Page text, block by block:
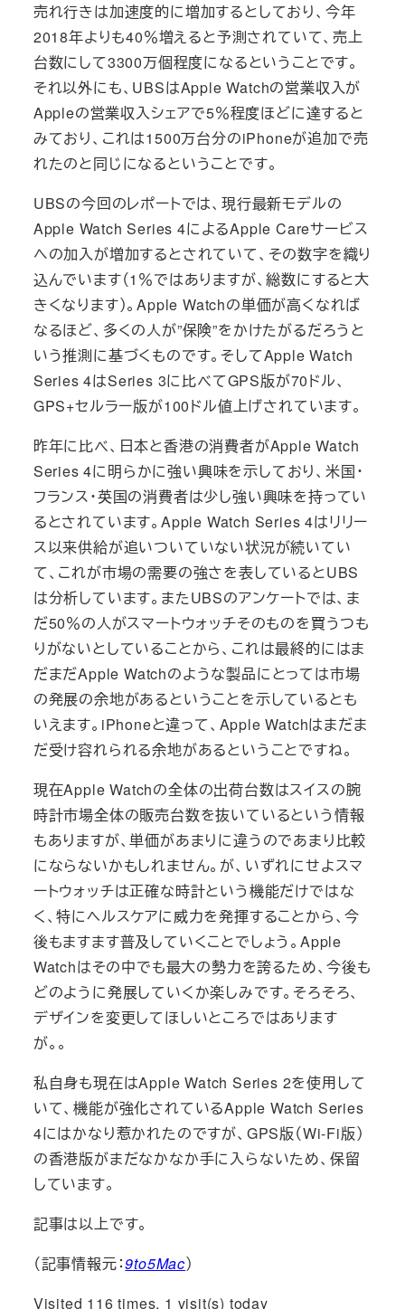
売れ行きは加速度的に増加するとしており、今年
2018年よりも40％増えると予測されていて、売上
台数にして3300万個程度になるということです。
それ以外にも、UBSはApple Watchの営業収入が
Appleの営業収入シェアで5％程度ほどに達すると
みており、これは1500万台分のiPhoneが追加で売
れたのと同じになるということです。
UBSの今回のレポートでは、現行最新モデルの
Apple Watch Series 4によるApple Careサービス
への加入が増加するとされていて、その数字を織り
込んでいます（1％ではありますが、総数にすると大
きくなります）。Apple Watchの単価が高くなれば
なるほど、多くの人が”保険”をかけたがるだろうと
いう推測に基づくものです。そしてApple Watch
Series 4はSeries 3に比べてGPS版が70ドル、
GPS+セルラー版が100ドル値上げされています。
昨年に比べ、日本と香港の消費者がApple Watch
Series 4に明らかに強い興味を示しており、米国・
フランス・英国の消費者は少し強い興味を持ってい
るとされています。Apple Watch Series 4はリリー
ス以来供給が追いついていない状況が続いてい
て、これが市場の需要の強さを表しているとUBS
は分析しています。またUBSのアンケートでは、ま
だ50％の人がスマートウォッチそのものを買うつも
りがないとしていることから、これは最終的にはま
だまだApple Watchのような製品にとっては市場
の発展の余地があるということを示しているとも
いえます。iPhoneと違って、Apple Watchはまだま
だ受け容れられる余地があるということですね。
現在Apple Watchの全体の出荷台数はスイスの腕
時計市場全体の販売台数を抜いているという情報
もありますが、単価があまりに違うのであまり比較
にならないかもしれません。が、いずれにせよスマ
ートウォッチは正確な時計という機能だけではな
く、特にヘルスケアに威力を発揮することから、今
後もますます普及していくことでしょう。Apple
Watchはその中でも最大の勢力を誇るため、今後も
どのように発展していくか楽しみです。そろそろ、
デザインを変更してほしいところではあります
が。。
私自身も現在はApple Watch Series 2を使用して
いて、機能が強化されているApple Watch Series
4にはかなり惹かれたのですが、GPS版（Wi-Fi版）
の香港版がまだなかなか手に入らないため、保留
しています。
記事は以上です。
（記事情報元：9to5Mac）
Visited 116 times, 1 visit(s) today